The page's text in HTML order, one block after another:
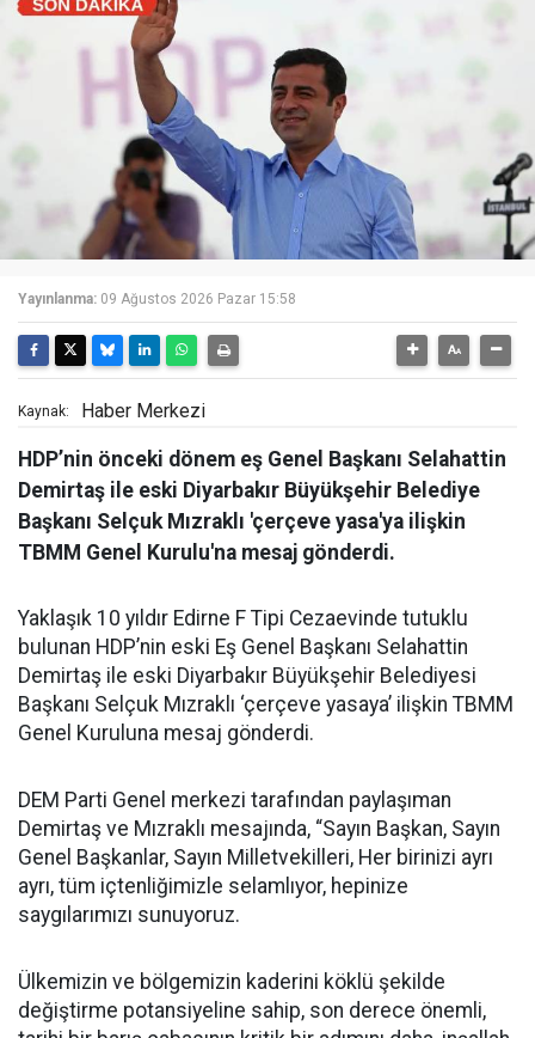
Yayınlanma: 09 Ağustos 2026 Pazar 15:58
Kaynak: Haber Merkezi
HDP’nin önceki dönem eş Genel Başkanı Selahattin
Demirtaş ile eski Diyarbakır Büyükşehir Belediye
Başkanı Selçuk Mızraklı 'çerçeve yasa'ya ilişkin
TBMM Genel Kurulu'na mesaj gönderdi.
Yaklaşık 10 yıldır Edirne F Tipi Cezaevinde tutuklu
bulunan HDP’nin eski Eş Genel Başkanı Selahattin
Demirtaş ile eski Diyarbakır Büyükşehir Belediyesi
Başkanı Selçuk Mızraklı ‘çerçeve yasaya’ ilişkin TBMM
Genel Kuruluna mesaj gönderdi.
DEM Parti Genel merkezi tarafından paylaşıman
Demirtaş ve Mızraklı mesajında, “Sayın Başkan, Sayın
Genel Başkanlar, Sayın Milletvekilleri, Her birinizi ayrı
ayrı, tüm içtenliğimizle selamlıyor, hepinize
saygılarımızı sunuyoruz.
Ülkemizin ve bölgemizin kaderini köklü şekilde
değiştirme potansiyeline sahip, son derece önemli,